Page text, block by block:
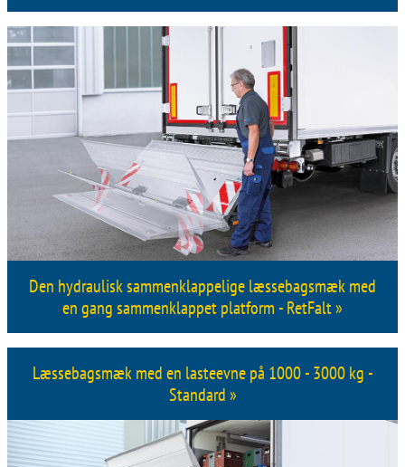
Den hydraulisk sammenklappelige læssebagsmæk med
en gang sammenklappet platform - RetFalt »
Læssebagsmæk med en lasteevne på 1000 - 3000 kg -
Standard »